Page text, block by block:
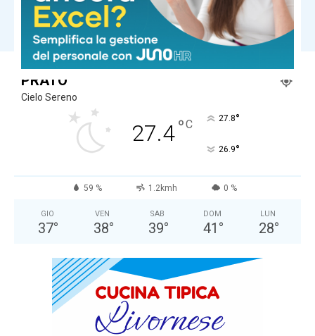
Carica altri
PRATO
Cielo Sereno
27.4°C 27.8°
26.9°
59 % 1.2kmh 0 %
GIO
37°
VEN
38°
SAB
39°
DOM
41 °
LUN
28°